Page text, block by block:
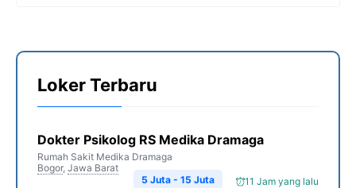
Loker Terbaru
Dokter Psikolog RS Medika Dramaga
Rumah Sakit Medika Dramaga
Bogor, Jawa Barat
11 Jam yang lalu
5 Juta - 15 Juta